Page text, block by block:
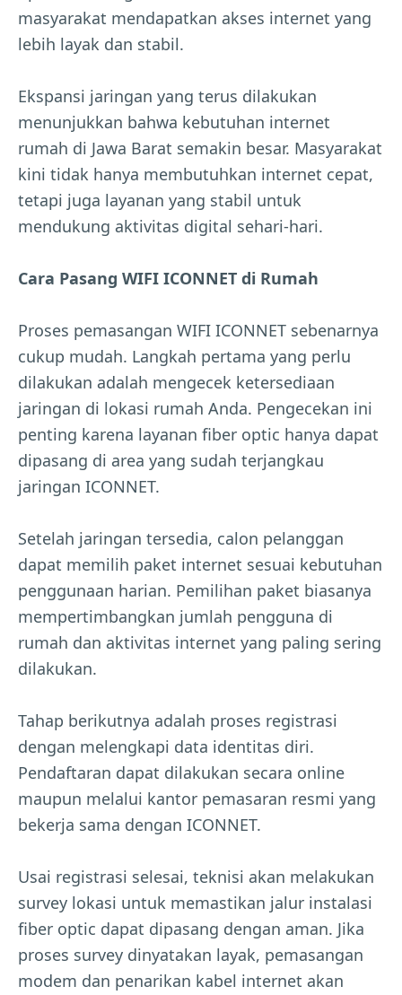
masyarakat mendapatkan akses internet yang
lebih layak dan stabil.
Ekspansi jaringan yang terus dilakukan
menunjukkan bahwa kebutuhan internet
rumah di Jawa Barat semakin besar. Masyarakat
kini tidak hanya membutuhkan internet cepat,
tetapi juga layanan yang stabil untuk
mendukung aktivitas digital sehari-hari.
Cara Pasang WIFI ICONNET di Rumah
Proses pemasangan WIFI ICONNET sebenarnya
cukup mudah. Langkah pertama yang perlu
dilakukan adalah mengecek ketersediaan
jaringan di lokasi rumah Anda. Pengecekan ini
penting karena layanan fiber optic hanya dapat
dipasang di area yang sudah terjangkau
jaringan ICONNET.
Setelah jaringan tersedia, calon pelanggan
dapat memilih paket internet sesuai kebutuhan
penggunaan harian. Pemilihan paket biasanya
mempertimbangkan jumlah pengguna di
rumah dan aktivitas internet yang paling sering
dilakukan.
Tahap berikutnya adalah proses registrasi
dengan melengkapi data identitas diri.
Pendaftaran dapat dilakukan secara online
maupun melalui kantor pemasaran resmi yang
bekerja sama dengan ICONNET.
Usai registrasi selesai, teknisi akan melakukan
survey lokasi untuk memastikan jalur instalasi
fiber optic dapat dipasang dengan aman. Jika
proses survey dinyatakan layak, pemasangan
modem dan penarikan kabel internet akan